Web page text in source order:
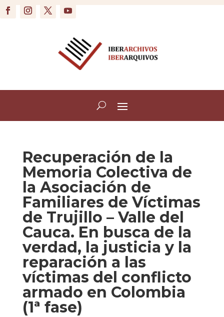
Recuperación de la
Memoria Colectiva de
la Asociación de
Familiares de Víctimas
de Trujillo – Valle del
Cauca. En busca de la
verdad, la justicia y la
reparación a las
víctimas del conflicto
armado en Colombia
(1ª fase)